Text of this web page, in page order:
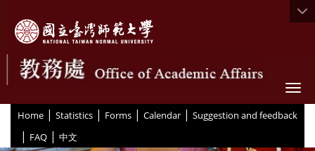
Home | Statistics | Forms | Calendar | Suggestion and feedback
| FAQ | 中文